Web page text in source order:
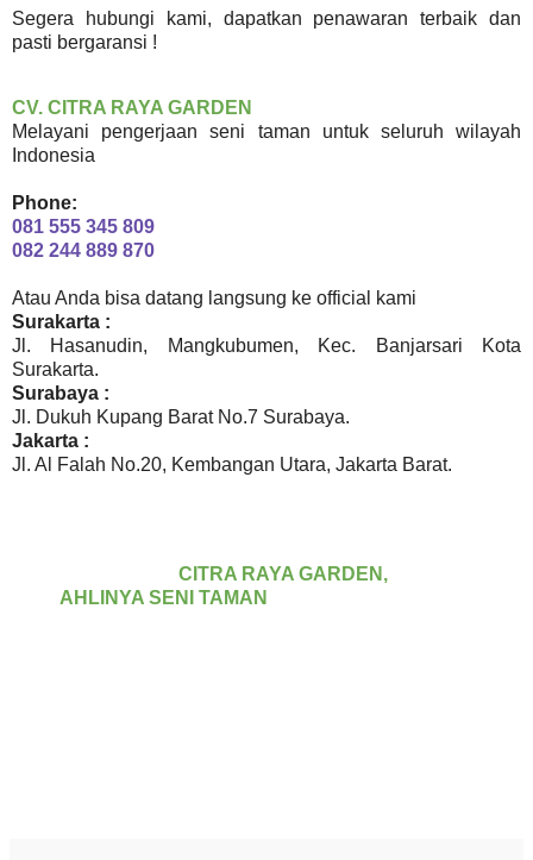
Segera hubungi kami, dapatkan penawaran terbaik dan
pasti bergaransi !
CV. CITRA RAYA GARDEN
Melayani pengerjaan seni taman untuk seluruh wilayah
Indonesia
Phone:
081 555 345 809
082 244 889 870
Atau Anda bisa datang langsung ke official kami
Surakarta :
Jl. Hasanudin, Mangkubumen, Kec. Banjarsari Kota
Surakarta.
Surabaya :
Jl. Dukuh Kupang Barat No.7 Surabaya.
Jakarta :
Jl. Al Falah No.20, Kembangan Utara, Jakarta Barat.
CITRA RAYA GARDEN,
AHLINYA SENI TAMAN